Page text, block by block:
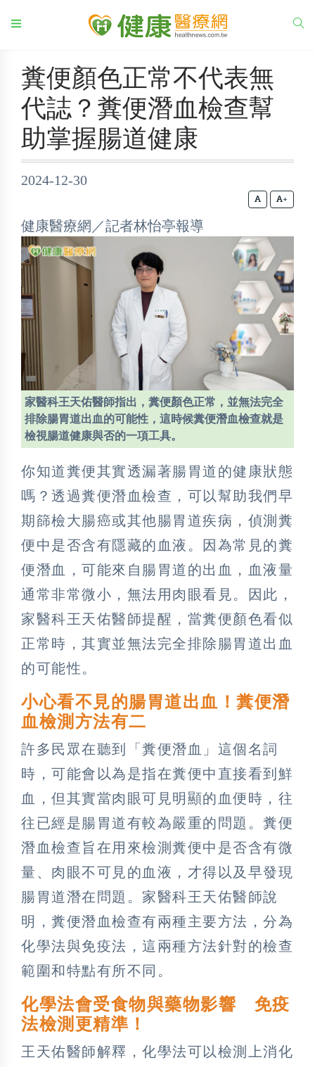
糞便顏色正常不代表無
代誌？糞便潛血檢查幫
助掌握腸道健康
2024-12-30
+
健康醫療網／記者林怡亭報導
家醫科王天佑醫師指出，糞便顏色正常，並無法完全
排除腸胃道出血的可能性，這時候糞便潛血檢查就是
檢視腸道健康與否的一項工具。
你知道糞便其實透漏著腸胃道的健康狀態
嗎？透過糞便潛血檢查，可以幫助我們早
期篩檢大腸癌或其他腸胃道疾病，偵測糞
便中是否含有隱藏的血液。因為常見的糞
便潛血，可能來自腸胃道的出血，血液量
通常非常微小，無法用肉眼看見。因此，
家醫科王天佑醫師提醒，當糞便顏色看似
正常時，其實並無法完全排除腸胃道出血
的可能性。
小心看不見的腸胃道出血！糞便潛
血檢測方法有二
許多民眾在聽到「糞便潛血」這個名詞
時，可能會以為是指在糞便中直接看到鮮
血，但其實當肉眼可見明顯的血便時，往
往已經是腸胃道有較為嚴重的問題。糞便
潛血檢查旨在用來檢測糞便中是否含有微
量、肉眼不可見的血液，才得以及早發現
腸胃道潛在問題。家醫科王天佑醫師說
明，糞便潛血檢查有兩種主要方法，分為
化學法與免疫法，這兩種方法針對的檢查
範圍和特點有所不同。
化學法會受食物與藥物影響 免疫
法檢測更精準！
王天佑醫師解釋，化學法可以檢測上消化